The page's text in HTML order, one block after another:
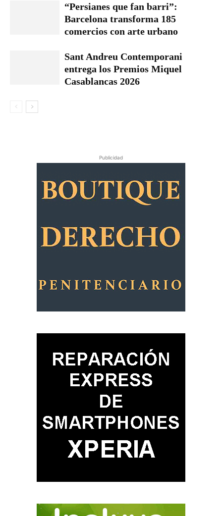
“Persianes que fan barri”:
Barcelona transforma 185
comercios con arte urbano
Sant Andreu Contemporani
entrega los Premios Miquel
Casablancas 2026
Publicidad